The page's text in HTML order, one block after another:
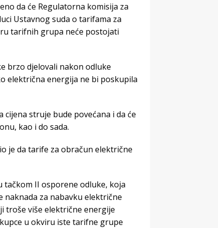
da će Regulatorna komisija za
Ustavnog suda o tarifama za
tarifnih grupa neće postojati
brzo djelovali nakon odluke
električna energija ne bi poskupila
cijena struje bude povećana i da će
kao i do sada.
je da tarife za obračun električne
tačkom II osporene odluke, koja
za nabavku električne
troše više električne energije
u okviru iste tarifne grupe